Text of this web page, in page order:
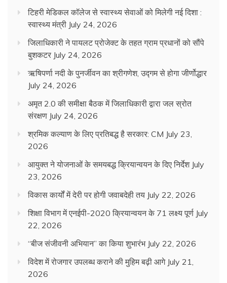
टिहरी मेडिकल कॉलेज से स्वास्थ्य सेवाओं को मिलेगी नई दिशा :
स्वास्थ्य मंत्री July 24, 2026
जिलाधिकारी ने पायलट प्रोजेक्ट के तहत ग्राम प्रधानों को सौंपे
बुशकटर July 24, 2026
ऋषिपर्णा नदी के पुनर्जीवन का श्रीगणेश, उद्गम से होगा जीर्णोद्धार
July 24, 2026
अमृत 2.0 की समीक्षा बैठक में जिलाधिकारी द्वारा जल स्रोत
संरक्षण July 24, 2026
श्रमिक कल्याण के लिए प्रतिबद्ध है सरकार: CM July 23,
2026
आयुक्त ने योजनाओं के समयबद्ध क्रियान्वयन के दिए निर्देश July
23, 2026
विकास कार्यों में देरी पर होगी जवाबदेही तय July 22, 2026
शिक्षा विभाग में एनईपी-2020 क्रियान्वयन के 71 लक्ष्य पूर्ण July
22, 2026
“बीज संजीवनी अभियान” का किया शुभारंभ July 22, 2026
विदेश में रोजगार उपलब्ध कराने की मुहिम बढ़ी आगे July 21,
2026